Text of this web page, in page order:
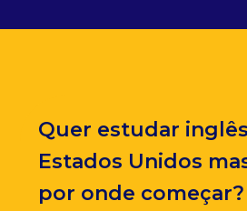
Quer estudar
Estados Unidos
por onde começar?